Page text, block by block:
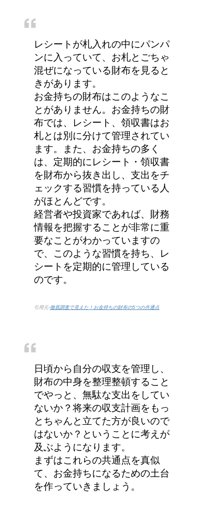
第二次世界大戦における
日本の徴兵年齢は？
ステロイドの使用で皮膚
が薄い。脱ステロイドで
皮膚再生
レシートが札入れの中にパンパ
ンに入っていて、お札とごちゃ
混ぜになっている財布を見ると
きがあります。
お金持ちの財布はこのようなこ
とがありません。お金持ちの財
布では、レシート、領収書はお
札とは別に分けて管理されてい
ます。また、お金持ちの多く
は、定期的にレシート・領収書
を財布から抜き出し、支出をチ
ェックする習慣を持っている人
がほとんどです。
経営者や投資家であれば、財務
情報を把握することが非常に重
要なことがわかっていますの
で、このような習慣を持ち、レ
シートを定期的に管理している
のです。
引用元-徹底調査で見えた！お金持ちの財布の5つの共通点
日頃から自分の収支を管理し、
財布の中身を整理整頓すること
でやっと、無駄な支出をしてい
ないか？将来の収支計画をもっ
とちゃんと立てた方が良いので
はないか？ということに考えが
及ぶようになります。
まずはこれらの共通点を真似
て、お金持ちになるための土台
を作っていきましょう。